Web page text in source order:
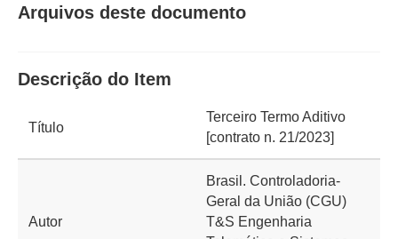
Arquivos deste documento
Descrição do Item
Título
Terceiro Termo Aditivo
[contrato n. 21/2023]
Autor
Brasil. Controladoria-
Geral da União (CGU)
T&S Engenharia